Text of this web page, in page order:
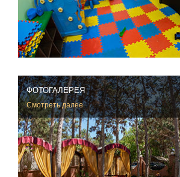
ФОТОГАЛЕРЕЯ
Смотреть далее